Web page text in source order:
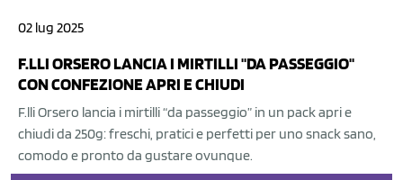
02 lug 2025
F.LLI ORSERO LANCIA I MIRTILLI "DA PASSEGGIO"
CON CONFEZIONE APRI E CHIUDI
F.lli Orsero lancia i mirtilli “da passeggio” in un pack apri e
chiudi da 250g: freschi, pratici e perfetti per uno snack sano,
comodo e pronto da gustare ovunque.